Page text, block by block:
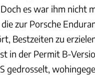
es war ihm nicht
zur Porsche
Bestzeiten zu
in der Permit B-
gedrosselt,